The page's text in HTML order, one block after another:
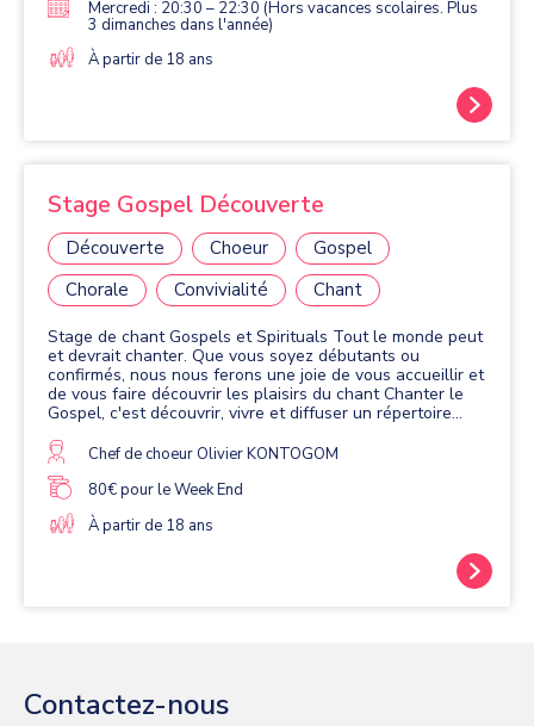
Mercredi : 20:30 – 22:30 (Hors vacances scolaires. Plus
3 dimanches dans l'année)
À partir de 18 ans
Stage Gospel Découverte
Découverte Choeur
Gospel
Chorale
Convivialité Chant
Stage de chant Gospels et Spirituals Tout le monde peut
et devrait chanter. Que vous soyez débutants ou
confirmés, nous nous ferons une joie de vous accueillir et
de vous faire découvrir les plaisirs du chant Chanter le
Gospel, c'est découvrir, vivre et diffuser un répertoire
ROSAPARK MASSY week end 16 et 17 mars 2024 10h-
17h inscription sur place ou par mail
massythiassociation@gmail.com
Chef de choeur Olivier KONTOGOM
80€ pour le Week End
À partir de 18 ans
Contactez-nous